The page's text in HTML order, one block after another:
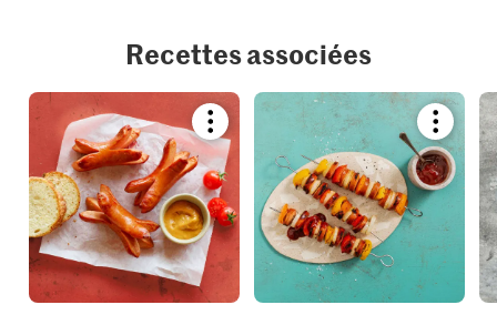
Recettes associées
Bookmark
recipe
or
add
it
to
your
collections.
recipe
or
add
it
your